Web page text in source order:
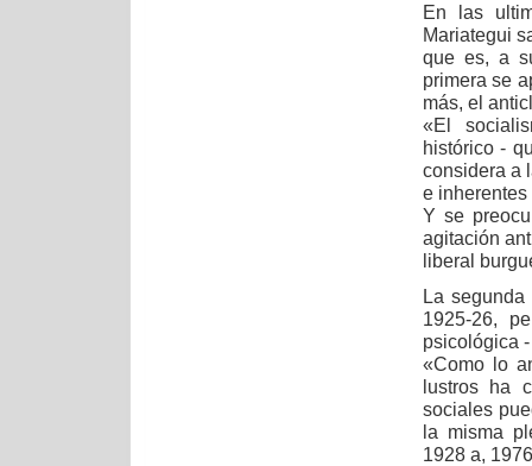
En las
Mariategui
que es, a
primera se
más, el
«El
histórico -
considera a
e
Y se
agitación
liberal
La
1925-26,
psicológica
«Como lo
lustros ha
sociales
la misma
1928 a,